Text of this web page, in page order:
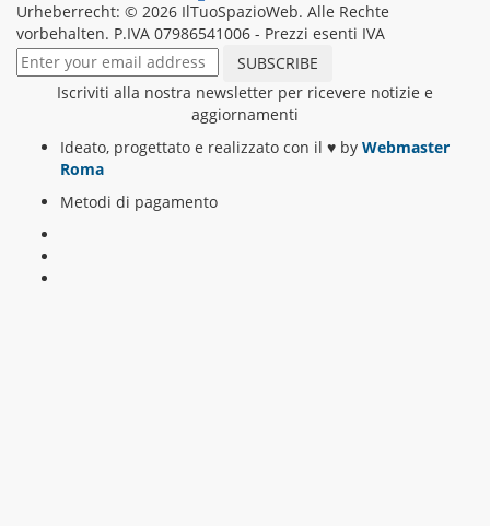
Urheberrecht: © 2026 IlTuoSpazioWeb. Alle Rechte
vorbehalten. P.IVA 07986541006 - Prezzi esenti IVA
Iscriviti alla nostra newsletter per ricevere notizie e
aggiornamenti
Ideato, progettato e realizzato con il ♥ by Webmaster
Roma
Metodi di pagamento